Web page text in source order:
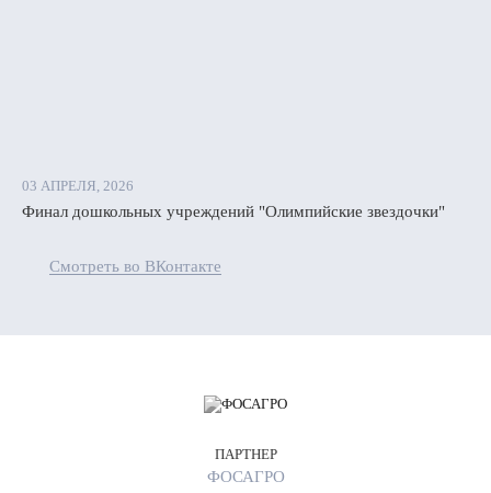
03 АПРЕЛЯ, 2026
Финал дошкольных учреждений "Олимпийские звездочки"
Смотреть во ВКонтакте
ПАРТНЕР
ФОСАГРО